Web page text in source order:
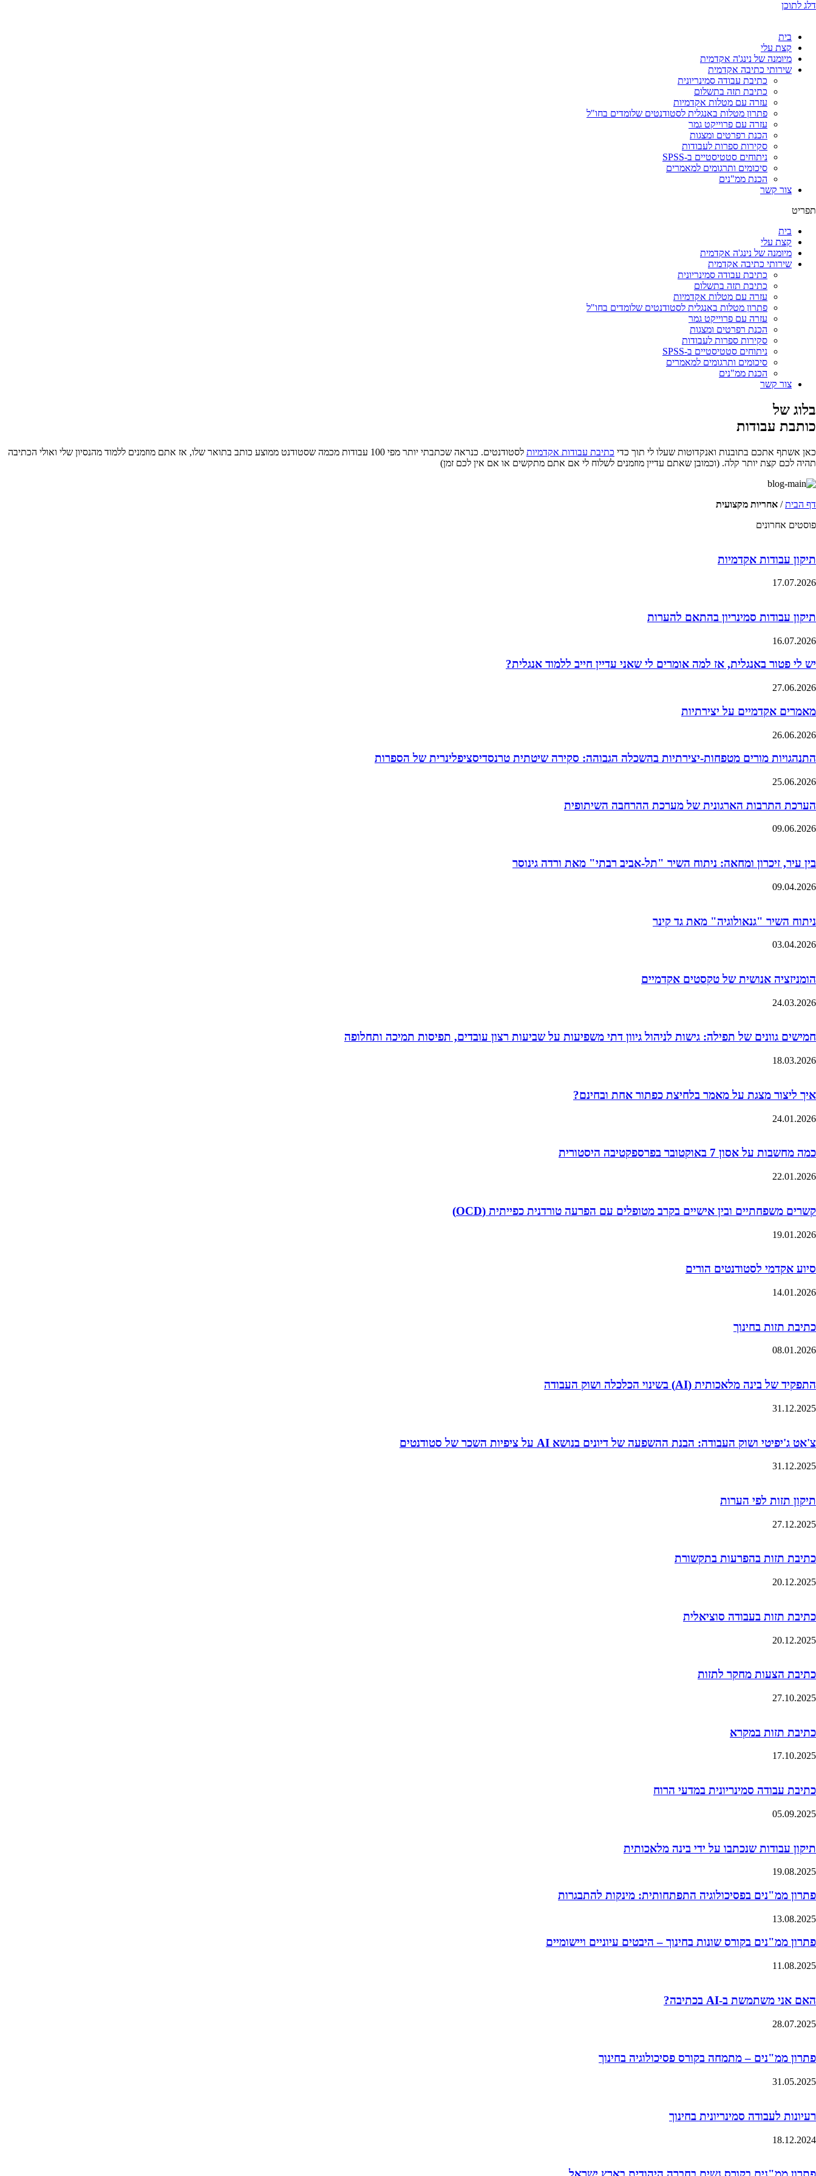
דלג לתוכן
בית
קצת עלי
מיומנה של נינג'ה אקדמית
שירותי כתיבה אקדמית
כתיבת עבודה סמינריונית
כתיבת תזה בתשלום
עזרה עם מטלות אקדמיות
פתרון מטלות באנגלית לסטודנטים שלומדים בחו"ל
עזרה עם פרוייקט גמר
הכנת רפרטים ומצגות
סקירות ספרות לעבודות
ניתוחים סטטיסטיים ב-SPSS
סיכומים ותרגומים למאמרים
הכנת ממ"נים
צור קשר
תפריט
בית
קצת עלי
מיומנה של נינג'ה אקדמית
שירותי כתיבה אקדמית
כתיבת עבודה סמינריונית
כתיבת תזה בתשלום
עזרה עם מטלות אקדמיות
פתרון מטלות באנגלית לסטודנטים שלומדים בחו"ל
עזרה עם פרוייקט גמר
הכנת רפרטים ומצגות
סקירות ספרות לעבודות
ניתוחים סטטיסטיים ב-SPSS
סיכומים ותרגומים למאמרים
הכנת ממ"נים
צור קשר
בלוג של
כותבת עבודות
כאן אשתף אתכם בתובנות ואנקדוטות שעלו לי תוך כדי כתיבת עבודות אקדמיות
לסטודנטים. כנראה שכתבתי יותר מפי 100 עבודות מכמה שסטודנט ממוצע כותב בתואר שלו, אז אתם מוזמנים ללמוד מהנסיון שלי ואולי הכתיבה
תהיה לכם קצת יותר קלה. (וכמובן שאתם עדיין מוזמנים לשלוח לי אם אתם מתקשים או אם אין לכם זמן)
דף הבית/ אחריות מקצועית
פוסטים אחרונים
תיקון עבודות אקדמיות
17.07.2026
תיקון עבודות סמינריון בהתאם להערות
16.07.2026
יש לי פטור באנגלית, אז למה אומרים לי שאני עדיין חייב ללמוד אנגלית?
27.06.2026
מאמרים אקדמיים על יצירתיות
26.06.2026
התנהגויות מורים מטפחות-יצירתיות בהשכלה הגבוהה: סקירה שיטתית טרנסדיסציפלינרית של הספרות
25.06.2026
הערכת התרבות הארגונית של מערכת ההרחבה השיתופית
09.06.2026
בין עיר, זיכרון ומחאה: ניתוח השיר "תל-אביב רבתי" מאת ורדה גינוסר
09.04.2026
ניתוח השיר "גנאולוגיה" מאת גד קינר
03.04.2026
הומניזציה אנושית של טקסטים אקדמיים
24.03.2026
חמישים גוונים של תפילה: גישות לניהול גיוון דתי משפיעות על שביעות רצון עובדים, תפיסות תמיכה ותחלופה
18.03.2026
איך ליצור מצגת על מאמר בלחיצת כפתור אחת ובחינם?
24.01.2026
כמה מחשבות על אסון 7 באוקטובר בפרספקטיבה היסטורית
22.01.2026
קשרים משפחתיים ובין אישיים בקרב מטופלים עם הפרעה טורדנית כפייתית (OCD)
19.01.2026
סיוע אקדמי לסטודנטים הורים
14.01.2026
כתיבת תזות בחינוך
08.01.2026
התפקיד של בינה מלאכותית (AI) בשינוי הכלכלה ושוק העבודה
31.12.2025
צ'אט ג'יפיטי ושוק העבודה: הבנת ההשפעה של דיונים בנושא AI על ציפיות השכר של סטודנטים
31.12.2025
תיקון תזות לפי הערות
27.12.2025
כתיבת תזות בהפרעות בתקשורת
20.12.2025
כתיבת תזות בעבודה סוציאלית
20.12.2025
כתיבת הצעות מחקר לתזות
27.10.2025
כתיבת תזות במקרא
17.10.2025
כתיבת עבודה סמינריונית במדעי הרוח
05.09.2025
תיקון עבודות שנכתבו על ידי בינה מלאכותית
19.08.2025
פתרון ממ"נים בפסיכולוגיה התפתחותית: מינקות להתבגרות
13.08.2025
פתרון ממ"נים בקורס שונות בחינוך – היבטים עיוניים ויישומיים
11.08.2025
האם אני משתמשת ב-AI בכתיבה?
28.07.2025
פתרון ממ"נים – מתמחה בקורס פסיכולוגיה בחינוך
31.05.2025
רעיונות לעבודה סמינריונית בחינוך
18.12.2024